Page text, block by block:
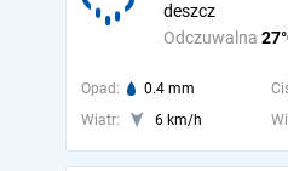
Odczuwalna
deszcz
Opad: 0.4 mm
Wiatr:
6 km/h